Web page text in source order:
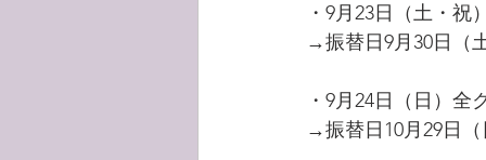
・9月23日（土・祝
→振替日9月30日（
・9月24日（日）全
→振替日10月29日